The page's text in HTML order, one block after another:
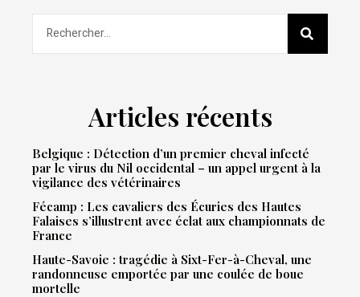
Articles récents
Belgique : Détection d’un premier cheval infecté
par le virus du Nil occidental – un appel urgent à la
vigilance des vétérinaires
Fécamp : Les cavaliers des Écuries des Hautes
Falaises s’illustrent avec éclat aux championnats de
France
Haute-Savoie : tragédie à Sixt-Fer-à-Cheval, une
randonneuse emportée par une coulée de boue
mortelle